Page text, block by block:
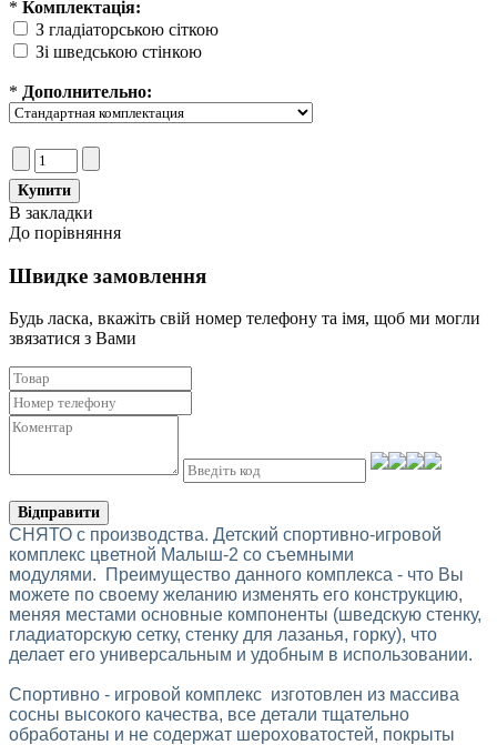
* Комплектація:
З гладіаторською сіткою
Зі шведською стінкою
* Дополнительно:
В закладки
До порівняння
Швидке замовлення
Будь ласка, вкажіть свій номер телефону та iмя, щоб ми могли
звязатися з Вами
Відправити
СНЯТО с производства. Детский спортивно-игровой
комплекс цветной Малыш-2 со съемными
модулями. Преимущество данного комплекса - что Вы
можете по своему желанию изменять его конструкцию,
меняя местами основные компоненты (шведскую стенку,
гладиаторскую сетку, стенку для лазанья, горку), что
делает его универсальным и удобным в использовании.
Спортивно - игровой комплекс изготовлен из массива
сосны высокого качества, все детали тщательно
обработаны и не содержат шероховатостей, покрыты